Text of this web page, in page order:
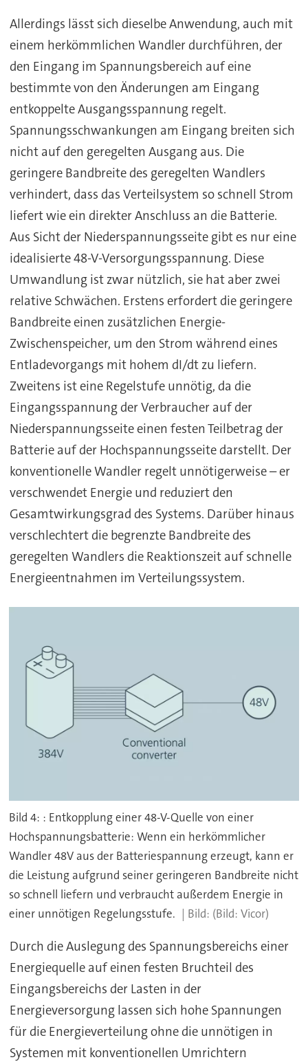
Allerdings lässt sich dieselbe Anwendung, auch mit
einem herkömmlichen Wandler durchführen, der
den Eingang im Spannungsbereich auf eine
bestimmte von den Änderungen am Eingang
entkoppelte Ausgangsspannung regelt.
Spannungsschwankungen am Eingang breiten sich
nicht auf den geregelten Ausgang aus. Die
geringere Bandbreite des geregelten Wandlers
verhindert, dass das Verteilsystem so schnell Strom
liefert wie ein direkter Anschluss an die Batterie.
Aus Sicht der Niederspannungsseite gibt es nur eine
idealisierte 48-V-Versorgungsspannung. Diese
Umwandlung ist zwar nützlich, sie hat aber zwei
relative Schwächen. Erstens erfordert die geringere
Bandbreite einen zusätzlichen Energie-
Zwischenspeicher, um den Strom während eines
Entladevorgangs mit hohem dI/dt zu liefern.
Zweitens ist eine Regelstufe unnötig, da die
Eingangsspannung der Verbraucher auf der
Niederspannungsseite einen festen Teilbetrag der
Batterie auf der Hochspannungsseite darstellt. Der
konventionelle Wandler regelt unnötigerweise – er
verschwendet Energie und reduziert den
Gesamtwirkungsgrad des Systems. Darüber hinaus
verschlechtert die begrenzte Bandbreite des
geregelten Wandlers die Reaktionszeit auf schnelle
Energieentnahmen im Verteilungssystem.
Bild 4: : Entkopplung einer 48-V-Quelle von einer
Hochspannungsbatterie: Wenn ein herkömmlicher
Wandler 48V aus der Batteriespannung erzeugt, kann er
die Leistung aufgrund seiner geringeren Bandbreite nicht
so schnell liefern und verbraucht außerdem Energie in
einer unnötigen Regelungsstufe.
(Bild: Vicor)
Durch die Auslegung des Spannungsbereichs einer
Energiequelle auf einen festen Bruchteil des
Eingangsbereichs der Lasten in der
Energieversorgung lassen sich hohe Spannungen
für die Energieverteilung ohne die unnötigen in
Systemen mit konventionellen Umrichtern